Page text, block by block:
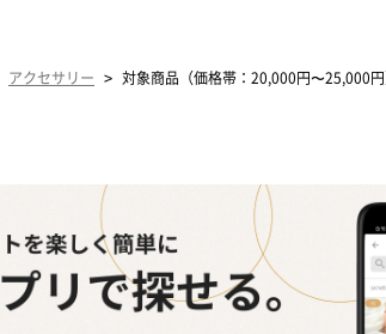
アクセサリー > 対象商品（価格帯：20,000円〜25,000円